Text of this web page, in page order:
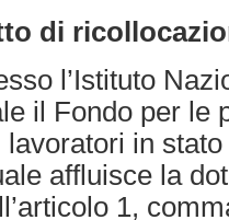
di
l’Istituto
il Fondo per le
in
affluisce la
1,